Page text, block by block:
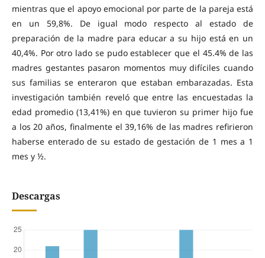
mientras que el apoyo emocional por parte de la pareja está
en un 59,8%. De igual modo respecto al estado de
preparación de la madre para educar a su hijo está en un
40,4%. Por otro lado se pudo establecer que el 45.4% de las
madres gestantes pasaron momentos muy difíciles cuando
sus familias se enteraron que estaban embarazadas. Esta
investigación también reveló que entre las encuestadas la
edad promedio (13,41%) en que tuvieron su primer hijo fue
a los 20 años, finalmente el 39,16% de las madres refirieron
haberse enterado de su estado de gestación de 1 mes a 1
mes y ½.
Descargas